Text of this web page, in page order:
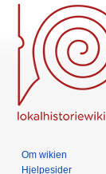
Om wikien
Hjelpesider